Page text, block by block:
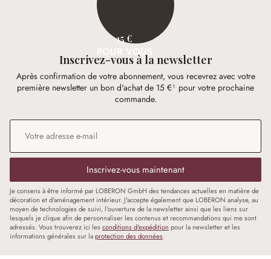
15 €
POUR VOUS
Inscrivez-vous à la newsletter
Après confirmation de votre abonnement, vous recevrez avec votre
première newsletter un bon d'achat de 15 €¹ pour votre prochaine
commande.
Adresse e-mail
Inscrivez-vous maintenant
Je consens à être informé par LOBERON GmbH des tendances actuelles en matière de
décoration et d'aménagement intérieur. J'accepte également que LOBERON analyse, au
moyen de technologies de suivi, l'ouverture de la newsletter ainsi que les liens sur
lesquels je clique afin de personnaliser les contenus et recommandations qui me sont
adressés. Vous trouverez ici les conditions d'expédition pour la newsletter et les
informations générales sur laprotection des données.